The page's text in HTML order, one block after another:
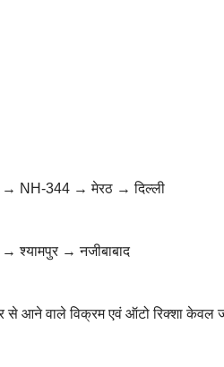
→ NH-344 → मेरठ → दिल्ली
श्यामपुर → नजीबाबाद
आने वाले विक्रम एवं ऑटो रिक्शा केवल